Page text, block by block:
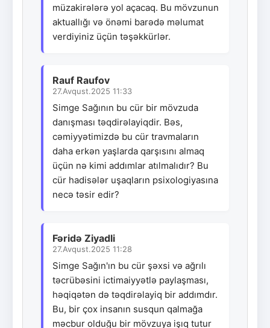
müzakirələrə yol açacaq. Bu mövzunun
aktuallığı və önəmi barədə məlumat
verdiyiniz üçün təşəkkürlər.
Rauf Raufov
27.Avqust.2025 11:33
Simge Sağının bu cür bir mövzuda
danışması təqdirəlayiqdir. Bəs,
cəmiyyətimizdə bu cür travmaların
daha erkən yaşlarda qarşısını almaq
üçün nə kimi addımlar atılmalıdır? Bu
cür hadisələr uşaqların psixologiyasına
necə təsir edir?
Fəridə Ziyadli
27.Avqust.2025 11:28
Simge Sağın'ın bu cür şəxsi və ağrılı
təcrübəsini ictimaiyyətlə paylaşması,
həqiqətən də təqdirəlayiq bir addımdır.
Bu, bir çox insanın susqun qalmağa
məcbur olduğu bir mövzuya işıq tutur